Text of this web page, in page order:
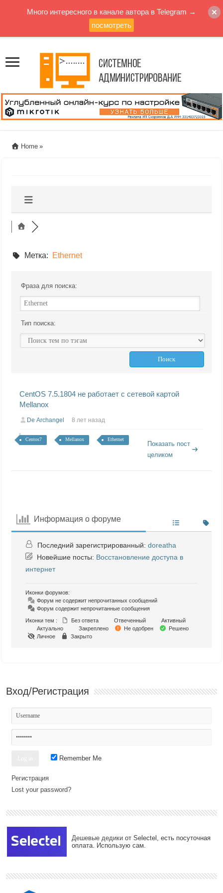
Home »
Метка: Ethernet
Фраза для поиска:
Тип поиска:
CentOS 7.5.1804 не работает с сетевой картой
Mellanox
De Archangel 8 лет назад
Centos7 Mellanox Ethernet
Показать пост
целиком
Информация о форуме
Последний зарегистрированный:doreatha
Новейшие посты: Восстановление доступа в
интернет
Иконки форумов:
Форум не содержит непрочитанных сообщений
Форум содержит непрочитанные сообщения
Иконки тем :
Без ответа Отвеченный
Активный
Актуально
Закреплено Не одобрен
Решено
Личное
Закрыто
Вход/Регистрация
Remember Me
Регистрация
Lost your password?
Дешевые дедики от Selectel, есть посуточная
оплата. Использую сам.
Много интересного в канале автора в Telegram →
посмотреть